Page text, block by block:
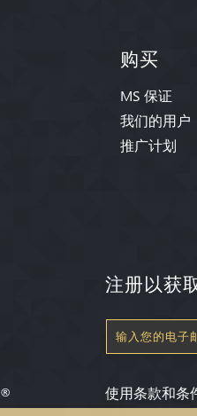
购买
MS 保证
我们的用户
推广计划
注册以获
® 使用条款和条